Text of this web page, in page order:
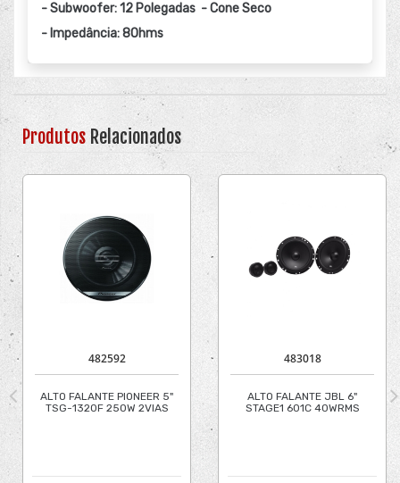
- Subwoofer: 12 Polegadas - Cone Seco
- Impedância: 8Ohms
Produtos Relacionados
482592
ALTO FALANTE PIONEER 5"
TSG-1320F 250W 2VIAS
483018
ALTO FALANTE JBL 6"
STAGE1 601C 40WRMS